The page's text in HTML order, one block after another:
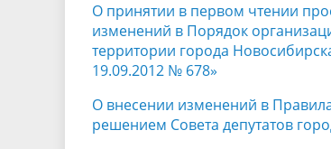
О принятии в первом чтении
изменений в Порядок
территории города
19.09.2012 № 678»
О внесении изменений в
решением Совета депутатов